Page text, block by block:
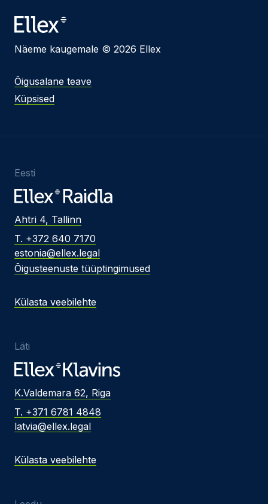
Näeme kaugemale © 2026 Ellex
Õigusalane teave
Küpsised
Eesti
Ahtri 4, Tallinn
T. +372 640 7170
estonia@ellex.legal
Õigusteenuste tüüptingimused
Külasta veebilehte
Läti
K.Valdemara 62, Riga
T. +371 6781 4848
latvia@ellex.legal
Külasta veebilehte